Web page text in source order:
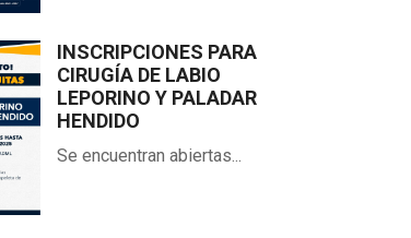
INSCRIPCIONES PARA
CIRUGÍA DE LABIO
LEPORINO Y PALADAR
HENDIDO
Se encuentran abiertas...